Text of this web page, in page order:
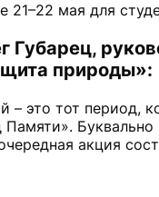
21–22 мая для
Губарец,
природы»:
– это тот период,
Памяти».
акция